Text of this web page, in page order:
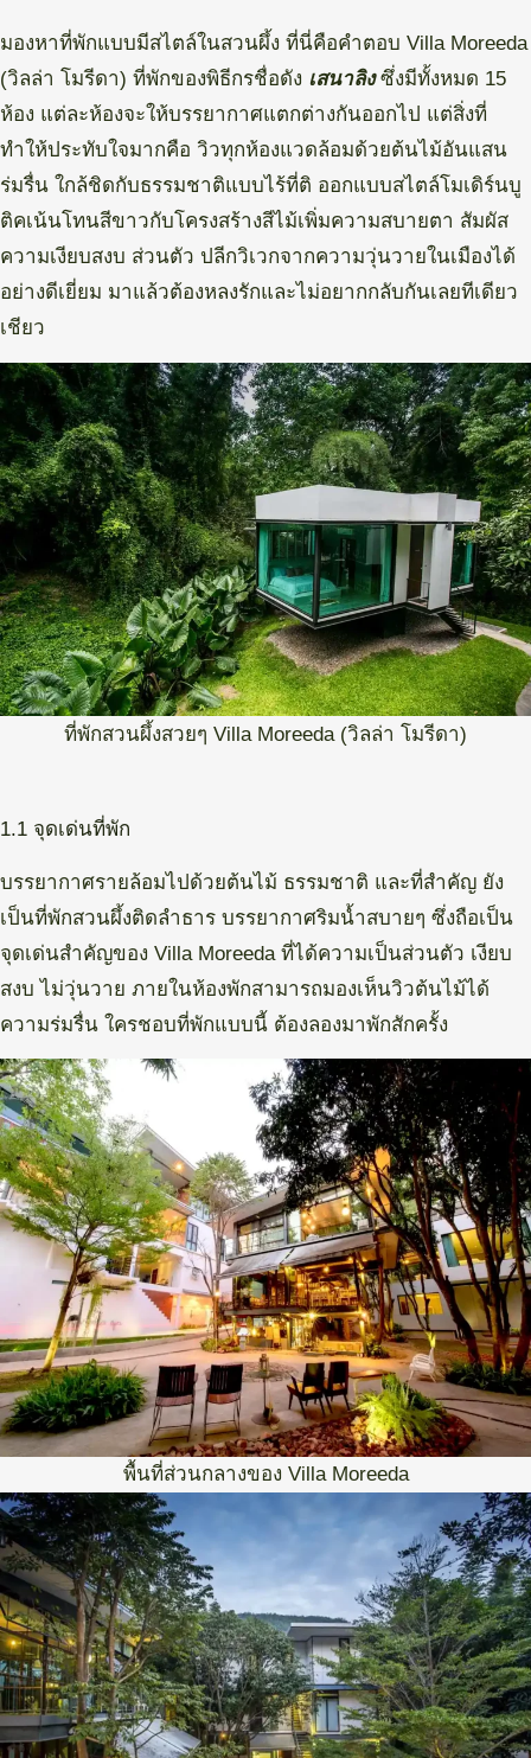
มองหาที่พักแบบมีสไตล์ในสวนผึ้ง ที่นี่คือคำตอบ Villa Moreeda
(วิลล่า โมรีดา) ที่พักของพิธีกรชื่อดัง เสนาลิงซึ่งมีทั้งหมด 15
ห้อง แต่ละห้องจะให้บรรยากาศแตกต่างกันออกไป แต่สิ่งที่
ทำให้ประทับใจมากคือ วิวทุกห้องแวดล้อมด้วยต้นไม้อันแสน
ร่มรื่น ใกล้ชิดกับธรรมชาติแบบไร้ที่ติ ออกแบบสไตล์โมเดิร์นบู
ติคเน้นโทนสีขาวกับโครงสร้างสีไม้เพิ่มความสบายตา สัมผัส
ความเงียบสงบ ส่วนตัว ปลีกวิเวกจากความวุ่นวายในเมืองได้
อย่างดีเยี่ยม มาแล้วต้องหลงรักและไม่อยากกลับกันเลยทีเดียว
เชียว
ที่พักสวนผึ้งสวยๆ Villa Moreeda (วิลล่า โมรีดา)
1.1 จุดเด่นที่พัก
บรรยากาศรายล้อมไปด้วยต้นไม้ ธรรมชาติ และที่สำคัญ ยัง
เป็นที่พักสวนผึ้งติดลำธาร บรรยากาศริมน้ำสบายๆ ซึ่งถือเป็น
จุดเด่นสำคัญของ Villa Moreeda ที่ได้ความเป็นส่วนตัว เงียบ
สงบ ไม่วุ่นวาย ภายในห้องพักสามารถมองเห็นวิวต้นไม้ได้
ความร่มรื่น ใครชอบที่พักแบบนี้ ต้องลองมาพักสักครั้ง
พื้นที่ส่วนกลางของ Villa Moreeda